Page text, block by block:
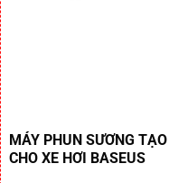
MÁY PHUN SƯƠNG
CHO XE HƠI BASEUS